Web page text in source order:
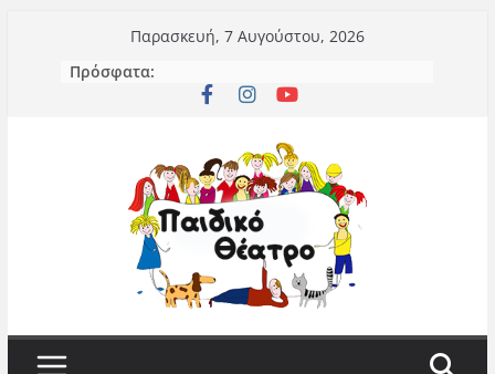
περιεχόμενο
Παρασκευή, 7 Αυγούστου, 2026
Πρόσφατα: